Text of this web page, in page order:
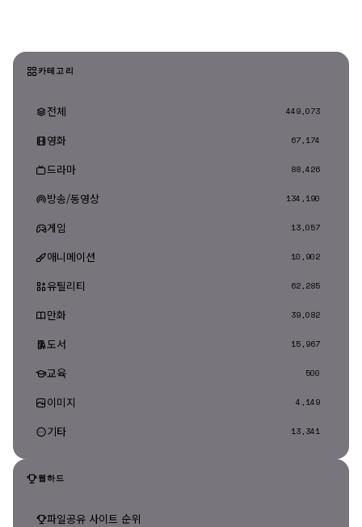
카테고리
전체 449,073
영화 67,174
드라마 88,426
방송/동영상 134,190
게임 13,057
애니메이션 10,902
유틸리티 62,285
만화 39,082
도서 15,967
교육 500
이미지 4,149
기타 13,341
웹하드
파일공유 사이트 순위